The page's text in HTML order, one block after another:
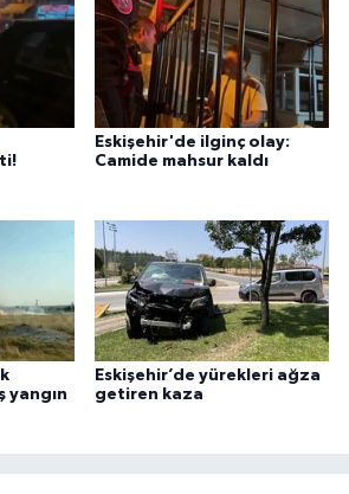
Eskişehir'de ilginç olay:
Camide mahsur kaldı
yangın
Eskişehir’de yürekleri ağza
getiren kaza